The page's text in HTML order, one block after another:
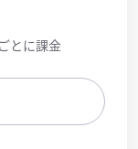
とに課金